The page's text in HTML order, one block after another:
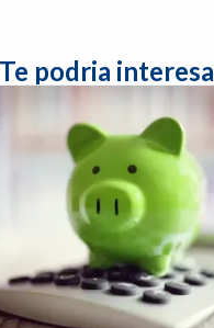
Te podria